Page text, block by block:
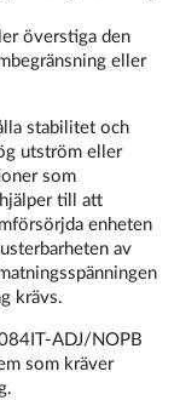
överstiga den
eller
stabilitet och
utström eller
som
till att
enheten
av
krävs.
ADJ/NOPB
som kräver